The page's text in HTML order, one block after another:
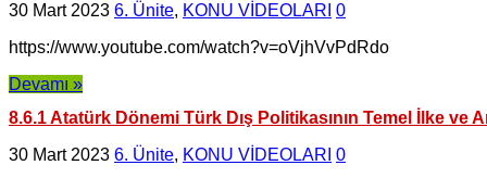
30 Mart 2023 6. Ünite, KONU VİDEOLARI 0
https://www.youtube.com/watch?v=oVjhVvPdRdo
Devamı »
8.6.1 Atatürk Dönemi Türk Dış Politikasının Temel İlke ve
30 Mart 2023 6. Ünite, KONU VİDEOLARI 0